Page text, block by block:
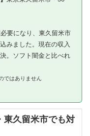
要になり、東久留米市
みました。現在の収入
。ソフト闇金と比べれ
ではありません
久留米市でも対